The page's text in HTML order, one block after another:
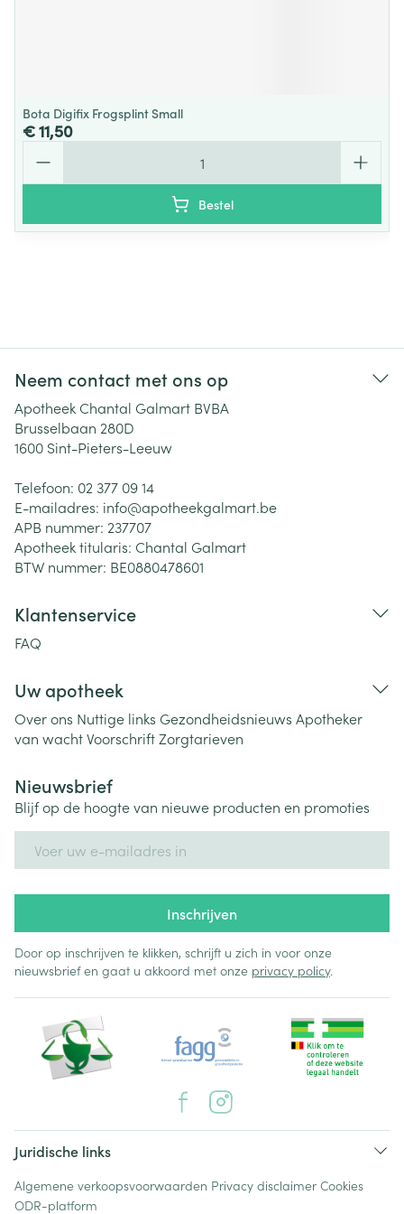
Bota Digifix Frogsplint Small
€ 11,50
Bestel
Neem contact met ons op
Apotheek Chantal Galmart BVBA
Brusselbaan 280D
1600 Sint-Pieters-Leeuw
Telefoon: 02 377 09 14
E-mailadres: info@apotheekgalmart.be
APB nummer: 237707
Apotheek titularis: Chantal Galmart
BTW nummer: BE0880478601
Klantenservice
FAQ
Uw apotheek
Over ons Nuttige links Gezondheidsnieuws Apotheker
van wachtVoorschriftZorgtarieven
Nieuwsbrief
Blijf op de hoogte van nieuwe producten en promoties
Inschrijven
Door op inschrijven te klikken, schrijft u zich in voor onze
nieuwsbrief en gaat u akkoord met onze privacy policy.
Juridische links
Algemene verkoopsvoorwaarden Privacy disclaimer Cookies
ODR-platform